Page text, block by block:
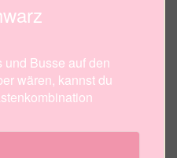
Busse auf den
wären, kannst du